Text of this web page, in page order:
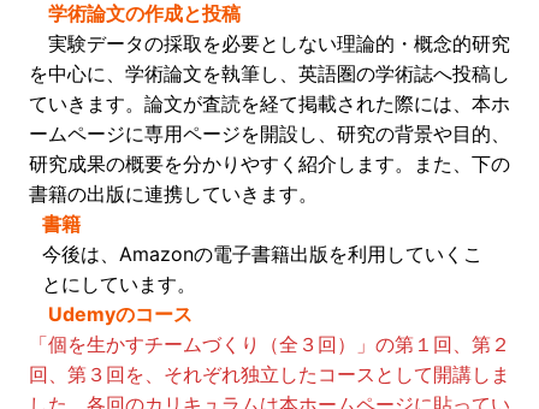
学術論文の作成と投稿
実験データの採取を必要としない理論的・概念的研究
を中心に、学術論文を執筆し、英語圏の学術誌へ投稿し
ていきます。論文が査読を経て掲載された際には、本ホ
ームページに専用ページを開設し、研究の背景や目的、
研究成果の概要を分かりやすく紹介します。また、下の
書籍の出版に連携していきます。
書籍
今後は、Amazonの電子書籍出版を利用していくこ
とにしています。
Udemyのコース
「個を生かすチームづくり（全３回）」の第１回、第２
回、第３回を、それぞれ独立したコースとして開講しま